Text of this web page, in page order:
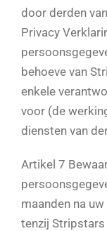
door derden
Privacy
behoeve van
enkele
voor (de
diensten van
Artikel 7
maanden na
tenzij